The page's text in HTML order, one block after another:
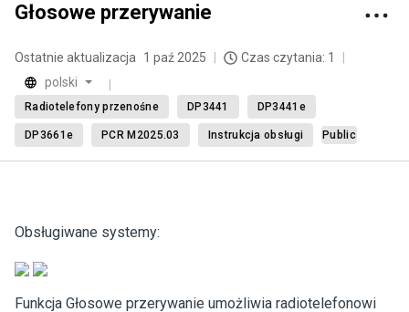
Głosowe przerywanie
Ostatnie aktualizacja 1 paź 2025
Czas czytania: 1
polski
Radiotelefony przenośne DP3441 DP3441e
DP3661e PCR M2025.03 Instrukcja obsługi Public
Obsługiwane systemy:
Funkcja Głosowe przerywanie umożliwia radiotelefonowi